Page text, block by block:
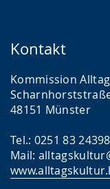
Kontakt
Kommission
48151 Münster
Tel.: 0251 83 24398
Mail: